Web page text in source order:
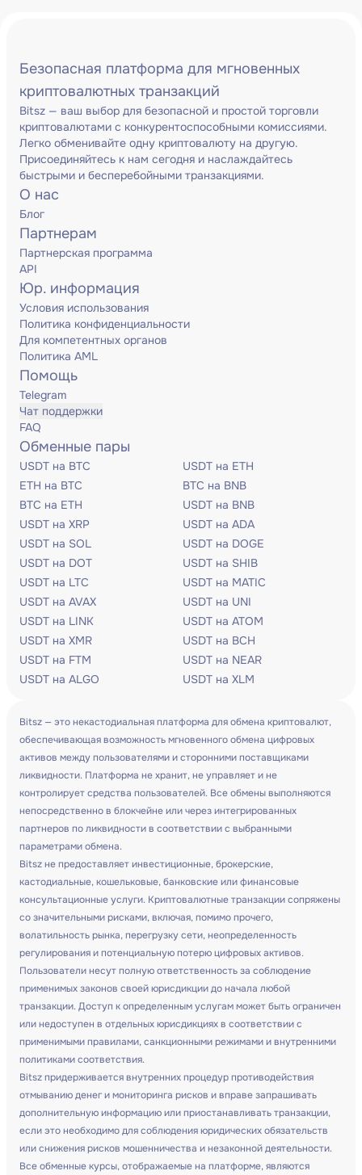
Безопасная платформа для мгновенных
криптовалютных транзакций
Bitsz — ваш выбор для безопасной и простой торговли
криптовалютами с конкурентоспособными комиссиями.
Легко обменивайте одну криптовалюту на другую.
Присоединяйтесь к нам сегодня и наслаждайтесь
быстрыми и бесперебойными транзакциями.
О нас
Блог
Партнерам
Партнерская программа
API
Юр. информация
Условия использования
Политика конфиденциальности
Для компетентных органов
Политика AML
Помощь
Telegram
Чат поддержки
FAQ
Обменные пары
USDT на BTC
USDT на ETH
ETH на BTC
BTC на BNB
BTC на ETH
USDT на BNB
USDT на XRP
USDT на ADA
USDT на SOL
USDT на DOGE
USDT на DOT
USDT на SHIB
USDT на LTC
USDT на MATIC
USDT на AVAX
USDT на UNI
USDT на LINK
USDT на ATOM
USDT на XMR
USDT на BCH
USDT на FTM
USDT на NEAR
USDT на ALGO
USDT на XLM
Bitsz — это некастодиальная платформа для обмена криптовалют,
обеспечивающая возможность мгновенного обмена цифровых
активов между пользователями и сторонними поставщиками
ликвидности. Платформа не хранит, не управляет и не
контролирует средства пользователей. Все обмены выполняются
непосредственно в блокчейне или через интегрированных
партнеров по ликвидности в соответствии с выбранными
параметрами обмена.
Bitsz не предоставляет инвестиционные, брокерские,
кастодиальные, кошельковые, банковские или финансовые
консультационные услуги. Криптовалютные транзакции сопряжены
со значительными рисками, включая, помимо прочего,
волатильность рынка, перегрузку сети, неопределенность
регулирования и потенциальную потерю цифровых активов.
Пользователи несут полную ответственность за соблюдение
применимых законов своей юрисдикции до начала любой
транзакции. Доступ к определенным услугам может быть ограничен
или недоступен в отдельных юрисдикциях в соответствии с
применимыми правилами, санкционными режимами и внутренними
политиками соответствия.
Bitsz придерживается внутренних процедур противодействия
отмыванию денег и мониторинга рисков и вправе запрашивать
дополнительную информацию или приостанавливать транзакции,
если это необходимо для соблюдения юридических обязательств
или снижения рисков мошенничества и незаконной деятельности.
Все обменные курсы, отображаемые на платформе, являются